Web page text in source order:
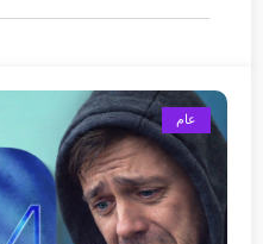
عام